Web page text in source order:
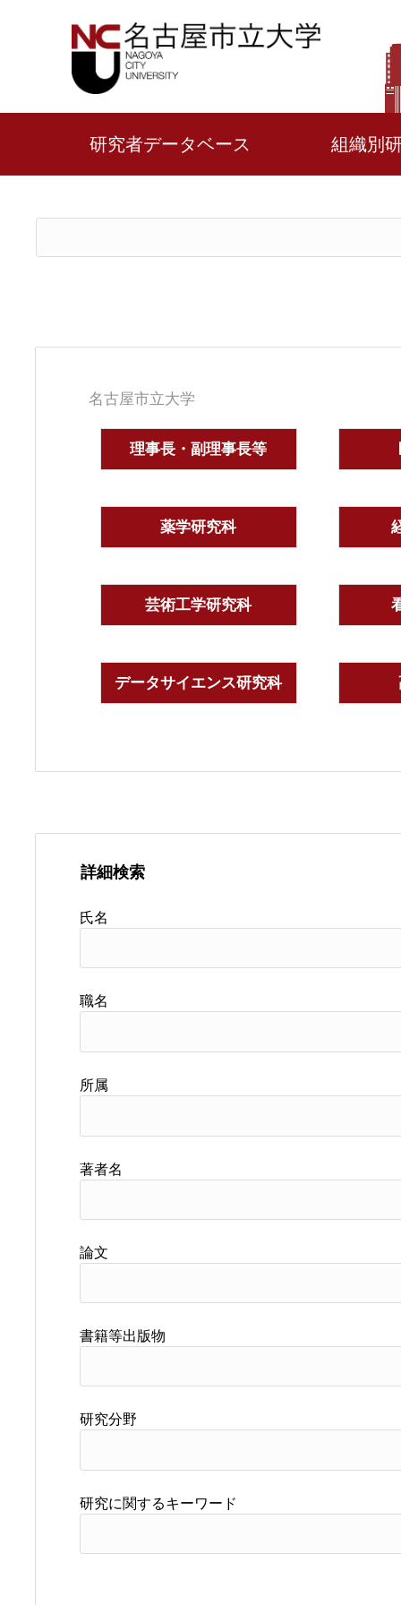
研究者データベース 組織別
名古屋市立大学
理事長・副理事長等
薬学研究科
芸術工学研究科
データサイエンス研究科
詳細検索
氏名
職名
所属
著者名
論文
書籍等出版物
研究分野
研究に関するキーワード